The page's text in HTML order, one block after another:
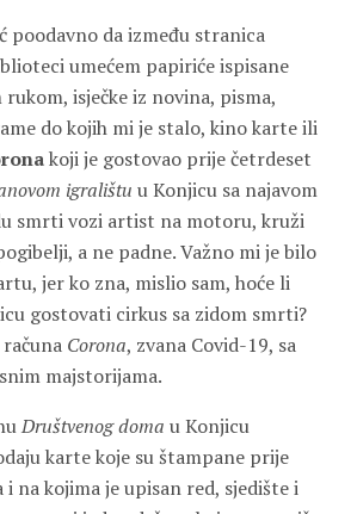
poodavno da između stranica
umećem papiriće ispisane
isječke iz novina, pisma,
do kojih mi je stalo, kino karte ili
koji je gostovao prije četrdeset
igralištu u Konjicu sa najavom
smrti vozi artist na motoru, kruži
a ne padne. Važno mi je bilo
jer ko zna, mislio sam, hoće li
gostovati cirkus sa zidom smrti?
Corona, zvana Covid-19, sa
majstorijama.
Društvenog doma u Konjicu
karte koje su štampane prije
na kojima je upisan red, sjedište i